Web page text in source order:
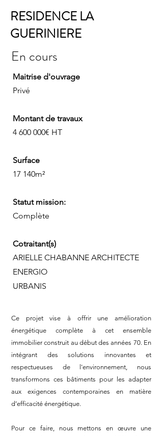
RESIDENCE LA
GUERINIERE
En cours
Maitrise d'ouvrage
Privé
Montant de travaux
4 600 000€ HT
Surface
17 140m²
Statut mission:
Complète
Cotraitant(s)
ARIELLE CHABANNE ARCHITECTE
ENERGIO
URBANIS
Ce projet vise à offrir une amélioration
énergétique complète à cet ensemble
immobilier construit au début des années 70. En
intégrant des solutions innovantes et
respectueuses de l'environnement, nous
transformons ces bâtiments pour les adapter
aux exigences contemporaines en matière
d’efficacité énergétique.
Pour ce faire, nous mettons en œuvre une